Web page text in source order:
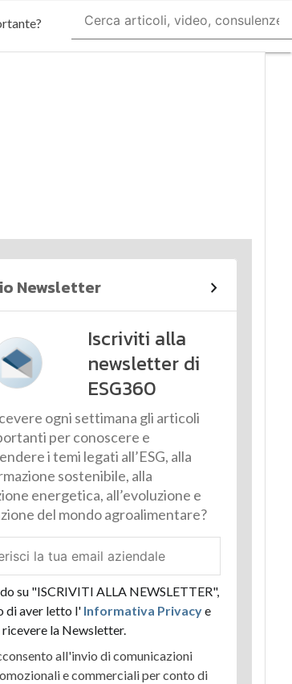
Newsletter
Iscriviti alla
newsletter di
ESG360
ogni settimana gli articoli
per conoscere e
i temi legati all’ESG, alla
sostenibile, alla
energetica, all’evoluzione e
del mondo agroalimentare?
su "ISCRIVITI ALLA NEWSLETTER",
di aver letto l'Informativa Privacye
la Newsletter.
all'invio di comunicazioni
e commerciali per conto di